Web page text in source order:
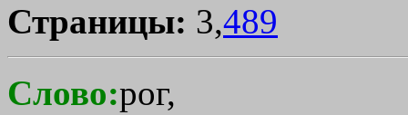
Страницы: 3,489
Слово:рог,